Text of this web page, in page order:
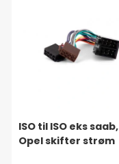
ISO til ISO eks saab,
Opel skifter strøm